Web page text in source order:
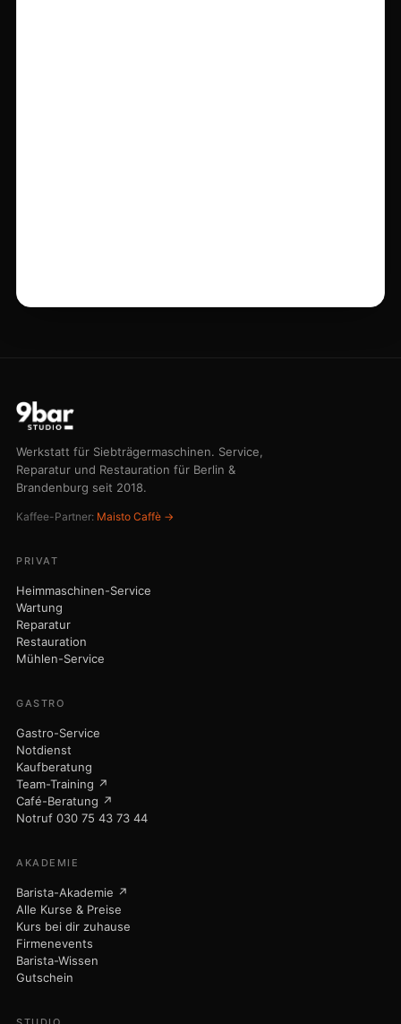
Werkstatt für Siebträgermaschinen. Service,
Reparatur und Restauration für Berlin &
Brandenburg seit 2018.
Kaffee-Partner: Maisto Caffè →
PRIVAT
Heimmaschinen-Service
Wartung
Reparatur
Restauration
Mühlen-Service
GASTRO
Gastro-Service
Notdienst
Kaufberatung
Team-Training ↗
Café-Beratung ↗
Notruf 030 75 43 73 44
AKADEMIE
Barista-Akademie ↗
Alle Kurse & Preise
Kurs bei dir zuhause
Firmenevents
Barista-Wissen
Gutschein